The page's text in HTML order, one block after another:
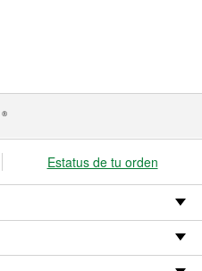
®
Estatus de tu orden